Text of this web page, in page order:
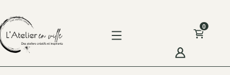
to
content
0